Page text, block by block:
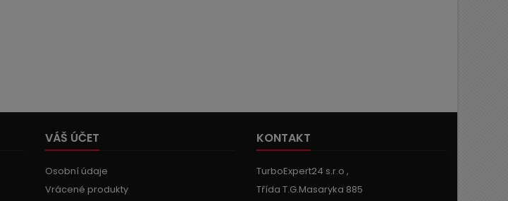
VÁŠ ÚČET
Osobní údaje
Vrácené produkty
KONTAKT
TurboExpert24 s.r.o ,
Třída T.G.Masaryka 885